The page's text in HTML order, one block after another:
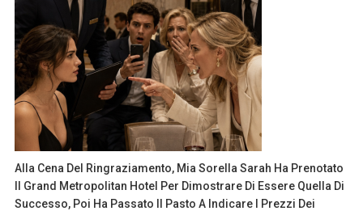
Alla Cena Del Ringraziamento, Mia Sorella Sarah Ha Prenotato
Il Grand Metropolitan Hotel Per Dimostrare Di Essere Quella Di
Successo, Poi Ha Passato Il Pasto A Indicare I Prezzi Dei